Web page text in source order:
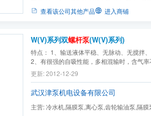
查看该公司其他产品 进入商铺
W(V)系列双螺杆泵(W(V)系列)
特点： 1、输送液体平稳、无脉动、无搅拌
2、有很强的自吸性能，多相混输时，含气
量不高于500g/m3. 3、外置轴承结构，采用
各种非润滑性介质。 4、采用同步齿轮驱动
触，即使短时间空转也无妨。 5、泵体带有
各...
更新: 2012-12-29
武汉津泵机电设备有限公司
主营:冷水机,隔膜泵,离心泵,齿轮输油泵,隔